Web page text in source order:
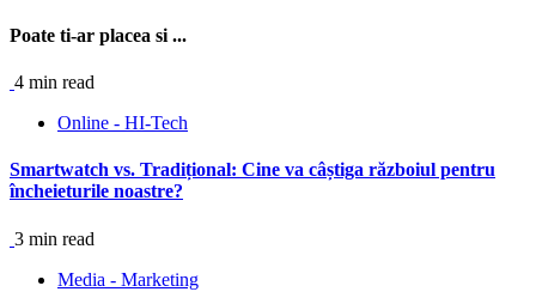
Poate ti-ar placea si ...
4 min read
Online - HI-Tech
Smartwatch vs. Tradițional: Cine va câștiga războiul pentru
încheieturile noastre?
3 min read
Media - Marketing